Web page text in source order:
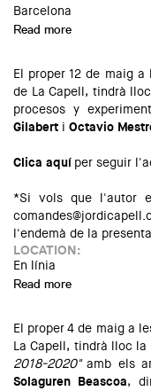
Barcelona
Read more
El proper 12 de maig
de La Capell, tindrà
procesos y
Gilabert i Octavio
Clica aquí per seguir
*Si vols que l'autor
l'endemà de la
LOCATION:
En línia
Read more
El proper 4 de maig a
La Capell, tindrà lloc
2018-2020"amb els
Solaguren Beascoa,